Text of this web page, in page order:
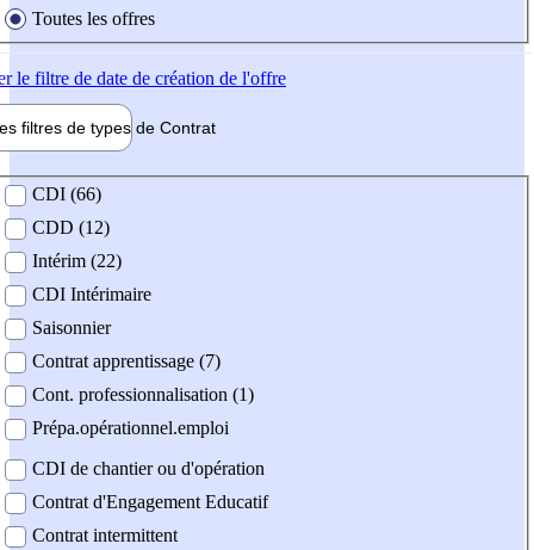
Toutes les offres
le filtre de date de création de l'offre
filtres de types de Contrat
contrat
CDI (66)
CDD (12)
Intérim (22)
CDI Intérimaire
Saisonnier
Contrat apprentissage (7)
Cont. professionnalisation (1)
Prépa.opérationnel.emploi
CDI de chantier ou d'opération
Contrat d'Engagement Educatif
Contrat intermittent